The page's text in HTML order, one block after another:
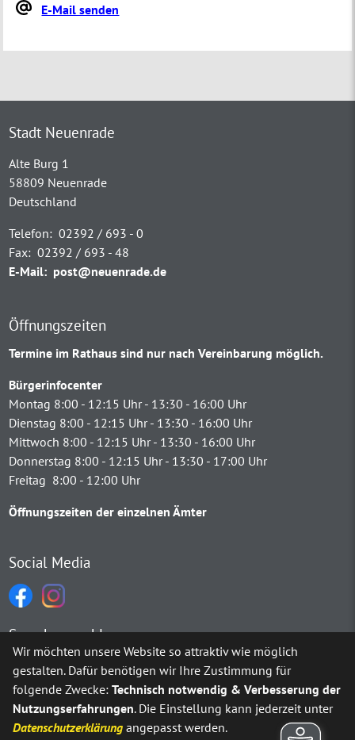
E-Mail senden
Stadt Neuenrade
Alte Burg 1
58809 Neuenrade
Deutschland
Telefon: 02392 / 693 - 0
Fax: 02392 / 693 - 48
E-Mail: post@neuenrade.de
Öffnungszeiten
Termine im Rathaus sind nur nach Vereinbarung möglich.
Bürgerinfocenter
Montag 8:00 - 12:15 Uhr - 13:30 - 16:00 Uhr
Dienstag 8:00 - 12:15 Uhr - 13:30 - 16:00 Uhr
Mittwoch 8:00 - 12:15 Uhr - 13:30 - 16:00 Uhr
Donnerstag 8:00 - 12:15 Uhr - 13:30 - 17:00 Uhr
Freitag 8:00 - 12:00 Uhr
Öffnungszeiten der einzelnen Ämter
Social Media
Sprachauswahl
Möchten Sie vonGoogle Translate bereitgestellte externe
Ja Immer
Wir möchten unsere Website so attraktiv wie möglich
gestalten. Dafür benötigen wir Ihre Zustimmung für
folgende Zwecke:Technisch notwendig & Verbesserung der
Nutzungserfahrungen. Die Einstellung kann jederzeit unter
Datenschutzerklärung angepasst werden.